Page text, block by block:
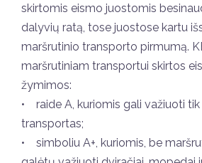
skirtomis eismo juostomis
dalyvių ratą, tose juostose kartu
maršrutinio transporto pirmumą.
maršrutiniam transportui skirtos
žymimos:
• raide A, kuriomis gali važiuoti tik
transportas;
• simboliu A+, kuriomis, be